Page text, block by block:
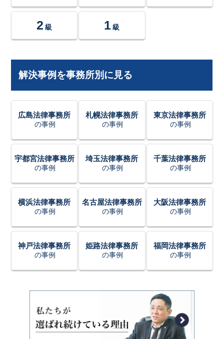
2 級 1 級
解決事例を事務所別に見る
広島法律事務所
の事例
札幌法律事務所
の事例
東京法律事務所
の事例
宇都宮法律事務所
の事例
埼玉法律事務所
の事例
千葉法律事務所
の事例
横浜法律事務所
の事例
名古屋法律事務所
の事例
大阪法律事務所
の事例
神戸法律事務所
の事例
姫路法律事務所
の事例
福岡法律事務所
の事例